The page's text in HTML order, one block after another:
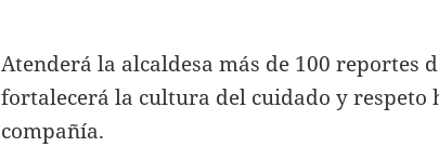
Atenderá la alcaldesa más de 100 reportes
fortalecerá la cultura del cuidado y respeto
compañía.